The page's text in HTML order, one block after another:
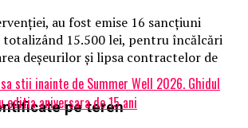
au fost emise 16 sancțiuni
15.500 lei, pentru încălcări
deșeurilor și lipsa contractelor de
pe teren
stii inainte de Summer Well 2026. Ghidul
editia aniversara de 15 ani